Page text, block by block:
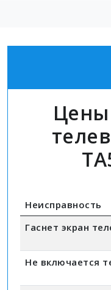
Неисправность
Гаснет экран
Не включается